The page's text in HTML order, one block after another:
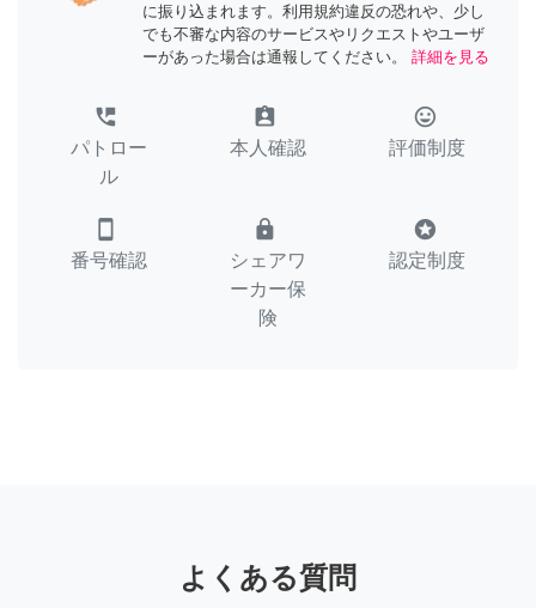
に振り込まれます。利用規約違反の恐れや、少し
でも不審な内容のサービスやリクエストやユーザ
ーがあった場合は通報してください。
詳細を見る
perm_phone_msg
パトロー
ル
assignment_ind
本人確認
tag_faces
評価制度
smartphone
番号確認
lock
シェアワ
ーカー保
険
stars
認定制度
よくある質問